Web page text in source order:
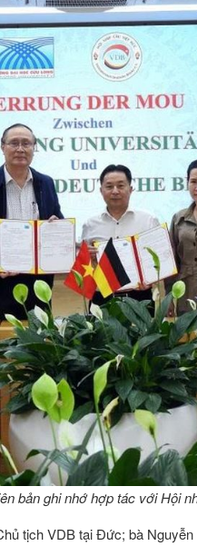
bản ghi nhớ hợp tác với Hội
tịch VDB tại Đức; bà